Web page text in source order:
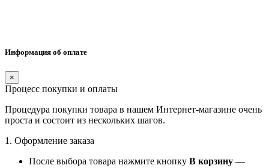
Информация об оплате
×
Процесс покупки и оплаты
Процедура покупки товара в нашем Интернет-магазине очень
проста и состоит из нескольких шагов.
1. Оформление заказа
После выбора товара нажмите кнопку В корзину —